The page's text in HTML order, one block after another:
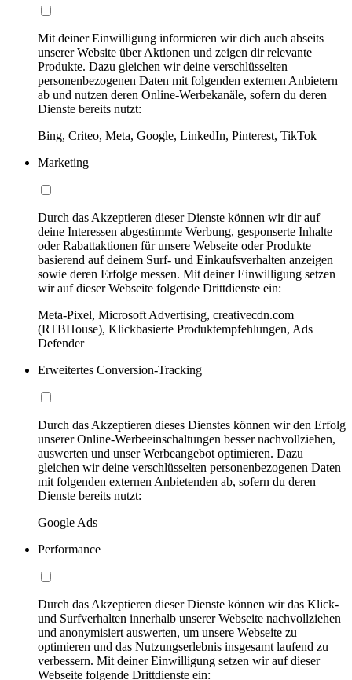
Mit deiner Einwilligung informieren wir dich auch abseits
unserer Website über Aktionen und zeigen dir relevante
Produkte. Dazu gleichen wir deine verschlüsselten
personenbezogenen Daten mit folgenden externen Anbietern
ab und nutzen deren Online-Werbekanäle, sofern du deren
Dienste bereits nutzt:
Bing, Criteo, Meta, Google, LinkedIn, Pinterest, TikTok
Marketing
Durch das Akzeptieren dieser Dienste können wir dir auf
deine Interessen abgestimmte Werbung, gesponserte Inhalte
oder Rabattaktionen für unsere Webseite oder Produkte
basierend auf deinem Surf- und Einkaufsverhalten anzeigen
sowie deren Erfolge messen. Mit deiner Einwilligung setzen
wir auf dieser Webseite folgende Drittdienste ein:
Meta-Pixel, Microsoft Advertising, creativecdn.com
(RTBHouse), Klickbasierte Produktempfehlungen, Ads
Defender
Erweitertes Conversion-Tracking
Durch das Akzeptieren dieses Dienstes können wir den Erfolg
unserer Online-Werbeeinschaltungen besser nachvollziehen,
auswerten und unser Werbeangebot optimieren. Dazu
gleichen wir deine verschlüsselten personenbezogenen Daten
mit folgenden externen Anbietenden ab, sofern du deren
Dienste bereits nutzt:
Google Ads
Performance
Durch das Akzeptieren dieser Dienste können wir das Klick-
und Surfverhalten innerhalb unserer Webseite nachvollziehen
und anonymisiert auswerten, um unsere Webseite zu
optimieren und das Nutzungserlebnis insgesamt laufend zu
verbessern. Mit deiner Einwilligung setzen wir auf dieser
Webseite folgende Drittdienste ein: